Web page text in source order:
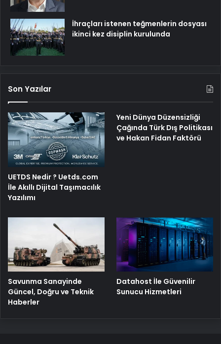
İhraçları istenen teğmenlerin dosyası
ikinci kez disiplin kurulunda
Son Yazılar
UETDS Nedir ? Uetds.com
İle Akıllı Dijital Taşımacılık
Yazılımı
Yeni Dünya Düzensizliği
Çağında Türk Dış Politikası
ve Hakan Fidan Faktörü
Savunma Sanayinde
Güncel, Doğru ve Teknik
Haberler
Datahost İle Güvenilir
Sunucu Hizmetleri